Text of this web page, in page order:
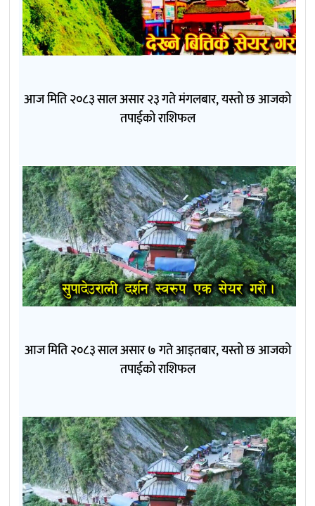
आज मिति २०८३ साल असार २३ गते मंगलबार, यस्तो छ आजको
तपाईको राशिफल
आज मिति २०८३ साल असार ७ गते आइतबार, यस्तो छ आजको
तपाईको राशिफल